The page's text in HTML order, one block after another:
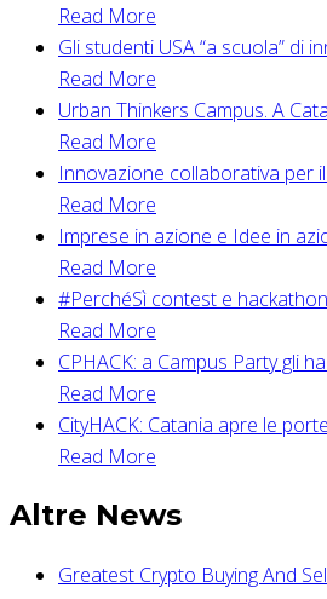
Read More
Gli studenti USA “a scuola” di
Read More
Urban Thinkers Campus. A
Read More
Innovazione collaborativa per
Read More
Imprese in azione e Idee in
Read More
#PerchéSì contest e
Read More
CPHACK: a Campus Party gli
Read More
CityHACK: Catania apre le
Read More
Altre News
Greatest Crypto Buying And